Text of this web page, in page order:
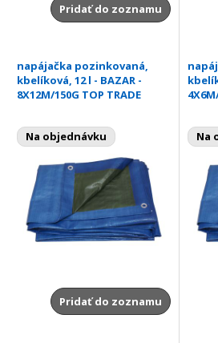
Pridať do zoznamu
napájačka pozinkovaná,
kbelíková, 12 l - BAZAR -
8X12M/150G TOP TRADE
Na objednávku
Pridať do zoznamu
Na